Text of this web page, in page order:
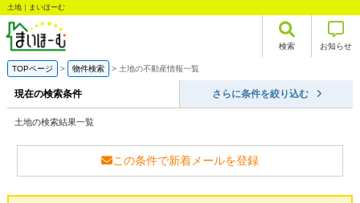
土地｜まいほーむ
検索 お知らせ
TOPページ 物件検索 土地の不動産情報一覧
現在の検索条件 さらに条件を絞り込む
土地の検索結果一覧
この条件で新着メールを登録